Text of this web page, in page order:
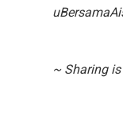
~ Sharing